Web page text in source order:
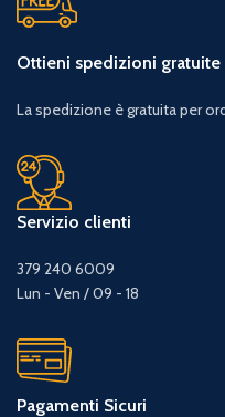
Ottieni spedizioni gratuite
La spedizione è gratuita per
Servizio clienti
379 240 6009
Lun - Ven / 09 - 18
Pagamenti Sicuri